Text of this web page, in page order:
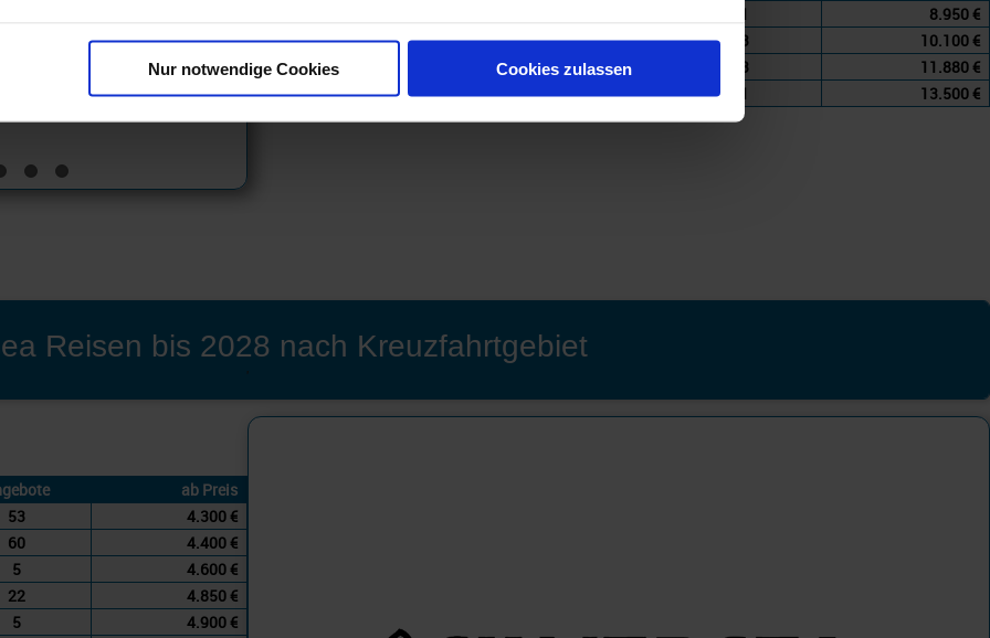
Nur notwendige Cookies Cookies zulassen
51
8.950 €
Silver Cloud Expedition
43
10.100 €
Silver Origin
73
11.880 €
Silver Endeavour
51 13.500 €
Reisen bis 2028 nach Kreuzfahrtgebiet
ab Preis
53
4.300 €
60
4.400 €
5
4.600 €
22
4.850 €
5
4.900 €